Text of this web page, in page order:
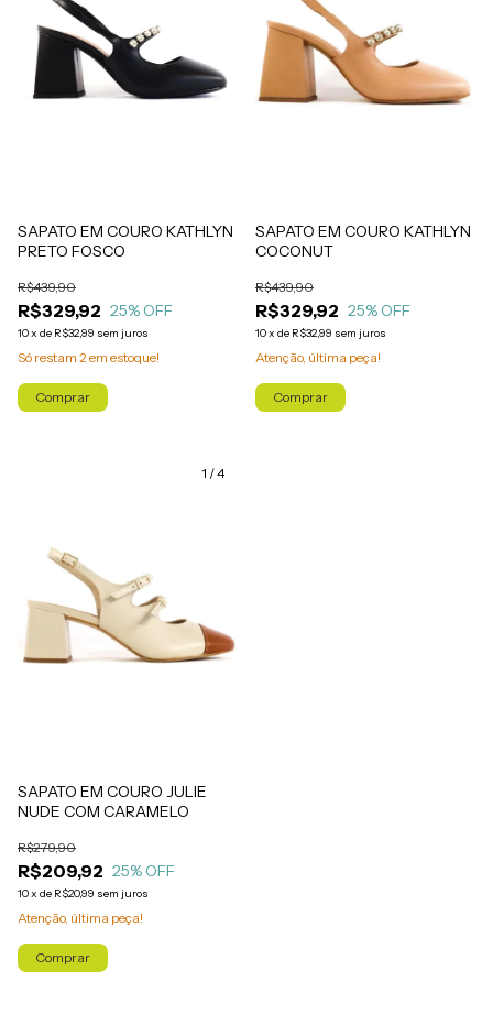
SAPATO EM COURO KATHLYN
PRETO FOSCO
R$329,92
R$439,90
25% OFF
10x de R$32,99 sem juros
Só restam 2em estoque!
Comprar
SAPATO EM COURO KATHLYN
COCONUT
R$329,92
R$439,90
25% OFF
10x de R$32,99 sem juros
Atenção, última peça!
Comprar
1 /4
SAPATO EM COURO JULIE
NUDE COM CARAMELO
R$209,92
R$279,90
25% OFF
10x de R$20,99 sem juros
Atenção, última peça!
Comprar